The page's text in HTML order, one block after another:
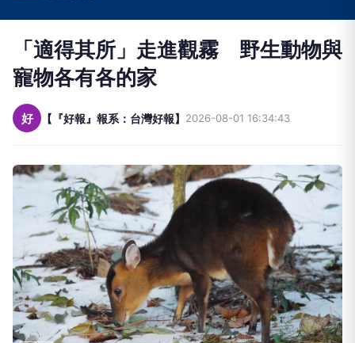
「適得其所」走進觀霧 野生動物與
寵物各有各的家
好 【『好報』報系：台灣好報】 2026-08-01 16:34:43